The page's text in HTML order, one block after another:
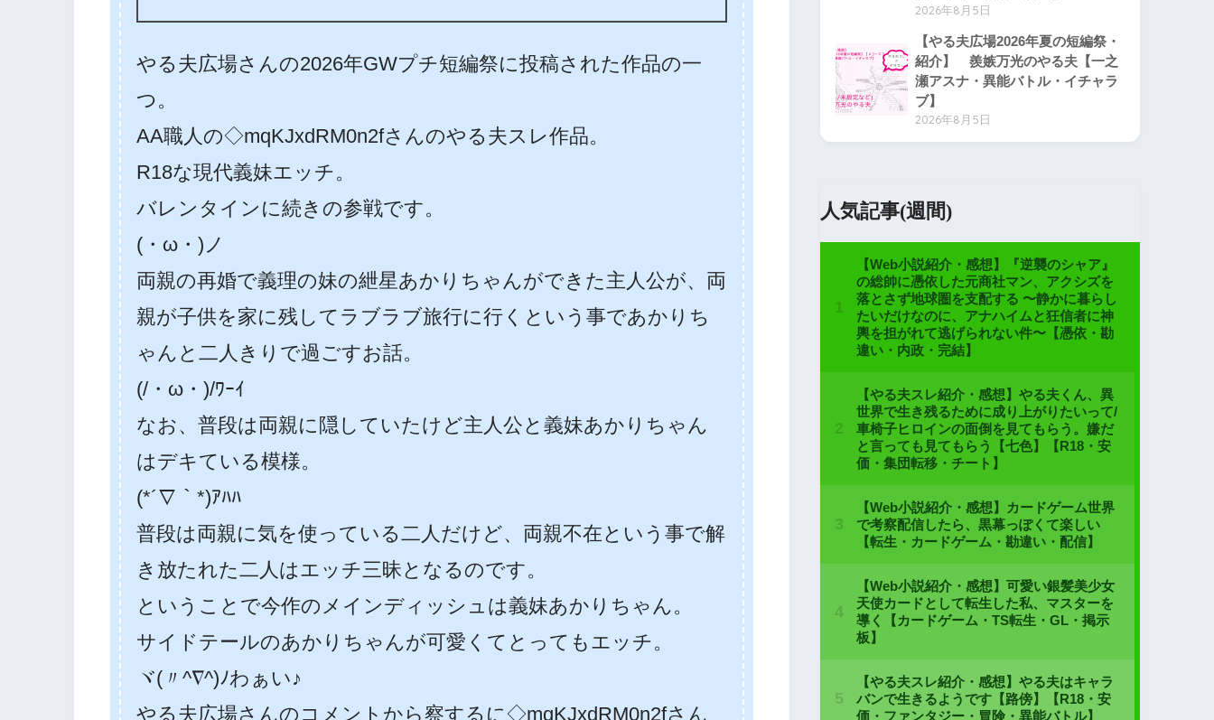
やる夫広場さんの2026年GWプチ短編祭に投稿された作品の一
つ。
AA職人の◇mqKJxdRM0n2fさんのやる夫スレ作品。
R18な現代義妹エッチ。
バレンタインに続きの参戦です。
(・ω・)ノ
両親の再婚で義理の妹の紲星あかりちゃんができた主人公が、両
親が子供を家に残してラブラブ旅行に行くという事であかりち
ゃんと二人きりで過ごすお話。
(/・ω・)/ﾜｰｲ
なお、普段は両親に隠していたけど主人公と義妹あかりちゃん
はデキている模様。
(*´∇｀*)ｱﾊﾊ
普段は両親に気を使っている二人だけど、両親不在という事で解
き放たれた二人はエッチ三昧となるのです。
ということで今作のメインディッシュは義妹あかりちゃん。
サイドテールのあかりちゃんが可愛くてとってもエッチ。
ヾ(〃^∇^)ﾉわぁい♪
やる夫広場さんのコメントから察するに◇mqKJxdRM0n2fさん
2026年8月5日
【やる夫広場2026年夏の短編祭・
紹介】 羨嫉万光のやる夫【一之
瀬アスナ・異能バトル・イチャラ
ブ】
2026年8月5日
人気記事(週間)